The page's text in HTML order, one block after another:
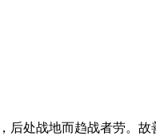
后处战地而趋战者劳。